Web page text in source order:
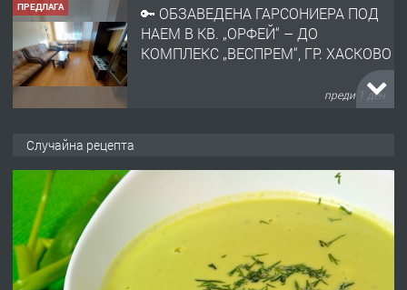
ПРЕДЛАГА
🔑 ОБЗАВЕДЕНА ГАРСОНИЕРА ПОД
НАЕМ В КВ. „ОРФЕЙ“ – ДО
КОМПЛЕКС „ВЕСПРЕМ“, ГР. ХАСКОВО
преди 1 ден
АПАРТАМЕНТ В ЦЕНТЪРА НА ГР.
преди 2 дни
ПРЕДЛАГА Давам гараж под наем
Случайна рецепта